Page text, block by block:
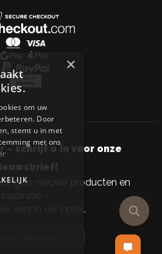
– schrijf u in voor onze
nieuwe producten en
inspiratie –
vers in uw inbox.
×
om uw
Door
stemt u in met
met ons